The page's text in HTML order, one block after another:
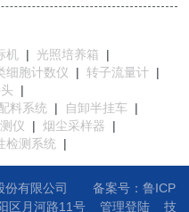
机 | 光照培养箱
|
细胞计数仪 | 转子流量计 |
|
料系统 | 自卸半挂车
|
仪 | 烟尘采样器
|
检测系统 |
份有限公司
备案号：鲁ICP
区月河路11号 管理登陆 技